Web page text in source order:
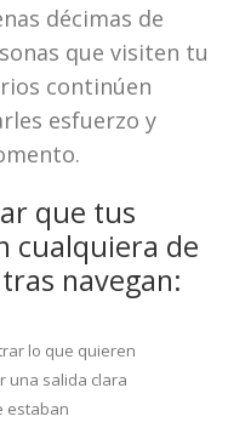
décimas de
que visiten tu
continúen
esfuerzo y
que tus
cualquiera de
navegan:
lo que quieren
una salida clara
estaban